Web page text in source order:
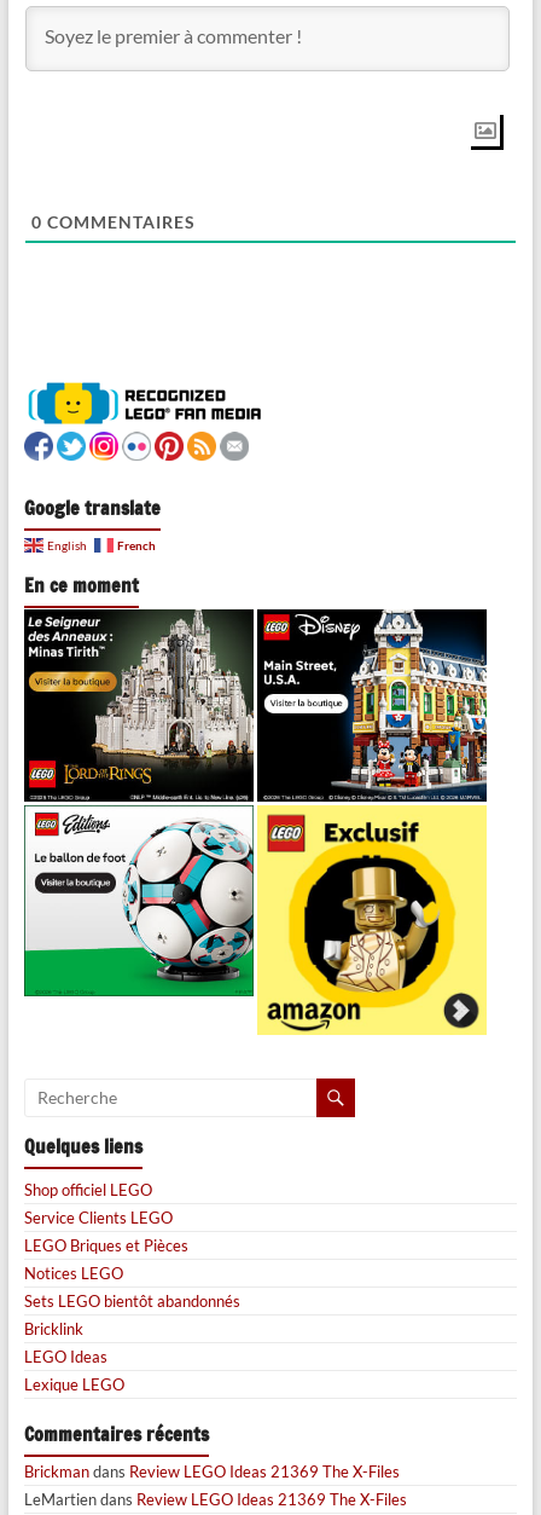
0 COMMENTAIRES
Google translate
English French
En ce moment
Quelques liens
Shop officiel LEGO
Service Clients LEGO
LEGO Briques et Pièces
Notices LEGO
Sets LEGO bientôt abandonnés
Bricklink
LEGO Ideas
Lexique LEGO
Commentaires récents
Brickmandans Review LEGO Ideas 21369 The X-Files
LeMartiendans Review LEGO Ideas 21369 The X-Files